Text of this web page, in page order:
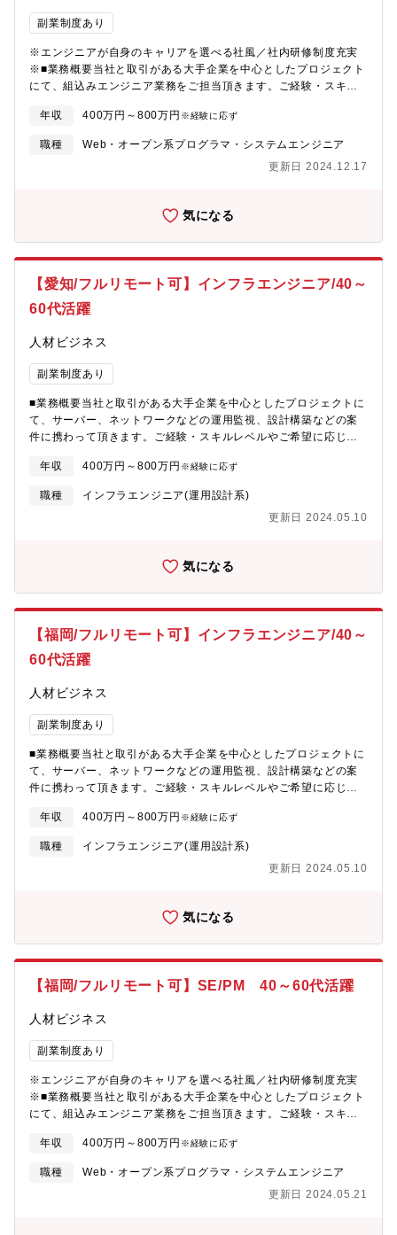
エンジニアがやりたい方向へ進んでいける会社です。当社エンジ
結するような大きなプロジェクトに携われる環境があります。エ
ンジニアとして第一線で活躍したい方、派遣から請負、転籍…直
近でも内勤に異動し新事業をスタートするなど、自身のやりたい
ジニア発信で、現場で使用する加工品の仕入れ販売～納入の事業
を自社でスタートした事例もございます。現場での工夫改善の観
双方にとってメリットになる事業提案～導入を実施しています。
副業制度あり
※エンジニアが自身のキャリアを選べる社風／社内研修制度充実
※■業務概要当社と取引がある大手企業を中心としたプロジェクト
にて、組込みエンジニア業務をご担当頂きます。ご経験・スキル
部抜粋となります。・公共バスに搭載されるICカード機器の組み
込み開発・Bluetooth5.0の車載ネットワーク機器の組み込み開
発・車載内の連携組み込みモジュールの開発※原則、配属先は本
人の経験・希望するキャリアを優先して決定します。■研修制度研
動画や課題をカリキュラム化して、ご自身のペースで習得可能で
等の異業種に挑戦する社員もおり、知識・経験をベースとして
らノウハウ吸収！エンジニアとして30年以上(設計、評価、生産技
術等)経験している方が講師として、社員への技術継承をしていき
し、2022年1月に新事業を発足。教育や受託案件に対応できるよ
育が受けられる体制を整えています。■工夫・改善・挑戦する社風
ニアの平均年齢は若く、入社して間もない社員でも会社事業に直
結するような大きなプロジェクトに携われる環境があります。エ
ンジニアとして第一線で活躍したい方、派遣から請負、転籍…直
方向へ進むことができる、許容する社風です。※実際に30代エン
ジニア発信で、現場で使用する加工品の仕入れ販売～納入の事業
年収 400万円～800万円 ※経験に応ず
職種
Web・オープン系プログラマ・システムエンジニア
更新日 2024.12.17
気になる
【愛知/フルリモート可】インフラエンジニア/40～
60代活躍
人材ビジネス
副業制度あり
■業務概要当社と取引がある大手企業を中心としたプロジェクトに
て、サーバー、ネットワークなどの運用監視、設計構築などの案
件に携わって頂きます。ご経験・スキルレベルやご希望に応じて
構想検討及び構築 ・サーバのリプレイス作業にあたってのダウン
サイジング及びサーバ構築、検討 ・各NASのリプレイス検討 ・ス
ポットファイアを用いたスタンドアローンサーバの構築及び構想
検討■研修制度研修制度を活用して、日々の業務をこなしながらキ
スで習得可能です)エンジニアとしてのスキルアップはもちろん、
ベースとして様々なことにチャレンジできる環境です。■ベテラン
評価、生産技術等)経験している方が講師として、社員への技術継
承をしていきます。(2014年入社男性50代)更なる当社の技術力の
対応できるよう内勤へ異動され、機電エンジニアの設計や生産技
挑戦する社風エンジニアがやりたい方向へ進んでいける会社で
も会社事業に直結するような大きなプロジェクトに携われる環境
があります。エンジニアとして第一線で活躍したい方、派遣から
請負、転籍…直近でも内勤に異動し新事業をスタートするなど、
年収 400万円～800万円 ※経験に応ず
職種
インフラエンジニア(運用設計系)
更新日 2024.05.10
気になる
【福岡/フルリモート可】インフラエンジニア/40～
60代活躍
人材ビジネス
副業制度あり
■業務概要当社と取引がある大手企業を中心としたプロジェクトに
て、サーバー、ネットワークなどの運用監視、設計構築などの案
件に携わって頂きます。ご経験・スキルレベルやご希望に応じて
構想検討及び構築 ・サーバのリプレイス作業にあたってのダウン
サイジング及びサーバ構築、検討 ・各NASのリプレイス検討 ・ス
ポットファイアを用いたスタンドアローンサーバの構築及び構想
検討■研修制度研修制度を活用して、日々の業務をこなしながらキ
スで習得可能です)エンジニアとしてのスキルアップはもちろん、
ベースとして様々なことにチャレンジできる環境です。■ベテラン
評価、生産技術等)経験している方が講師として、社員への技術継
底上げを目指し、2022年1月に新事業を発足。教育や受託案件に
対応できるよう内勤へ異動され、機電エンジニアの設計や生産技
術に関する教育が受けられる体制を整えています。■工夫・改善・
挑戦する社風エンジニアがやりたい方向へ進んでいける会社で
す。当社エンジニアの平均年齢は若く、入社して間もない社員で
も会社事業に直結するような大きなプロジェクトに携われる環境
請負、転籍…直近でも内勤に異動し新事業をスタートするなど、
年収 400万円～800万円 ※経験に応ず
職種
インフラエンジニア(運用設計系)
更新日 2024.05.10
気になる
【福岡/フルリモート可】SE/PM 40～60代活躍
人材ビジネス
副業制度あり
※エンジニアが自身のキャリアを選べる社風／社内研修制度充実
※■業務概要当社と取引がある大手企業を中心としたプロジェクト
にて、組込みエンジニア業務をご担当頂きます。ご経験・スキル
部抜粋となります。・公共バスに搭載されるICカード機器の組み
込み開発・Bluetooth5.0の車載ネットワーク機器の組み込み開
発・車載内の連携組み込みモジュールの開発※原則、配属先は本
人の経験・希望するキャリアを優先して決定します。■研修制度研
年収 400万円～800万円 ※経験に応ず
職種
Web・オープン系プログラマ・システムエンジニア
更新日 2024.05.21